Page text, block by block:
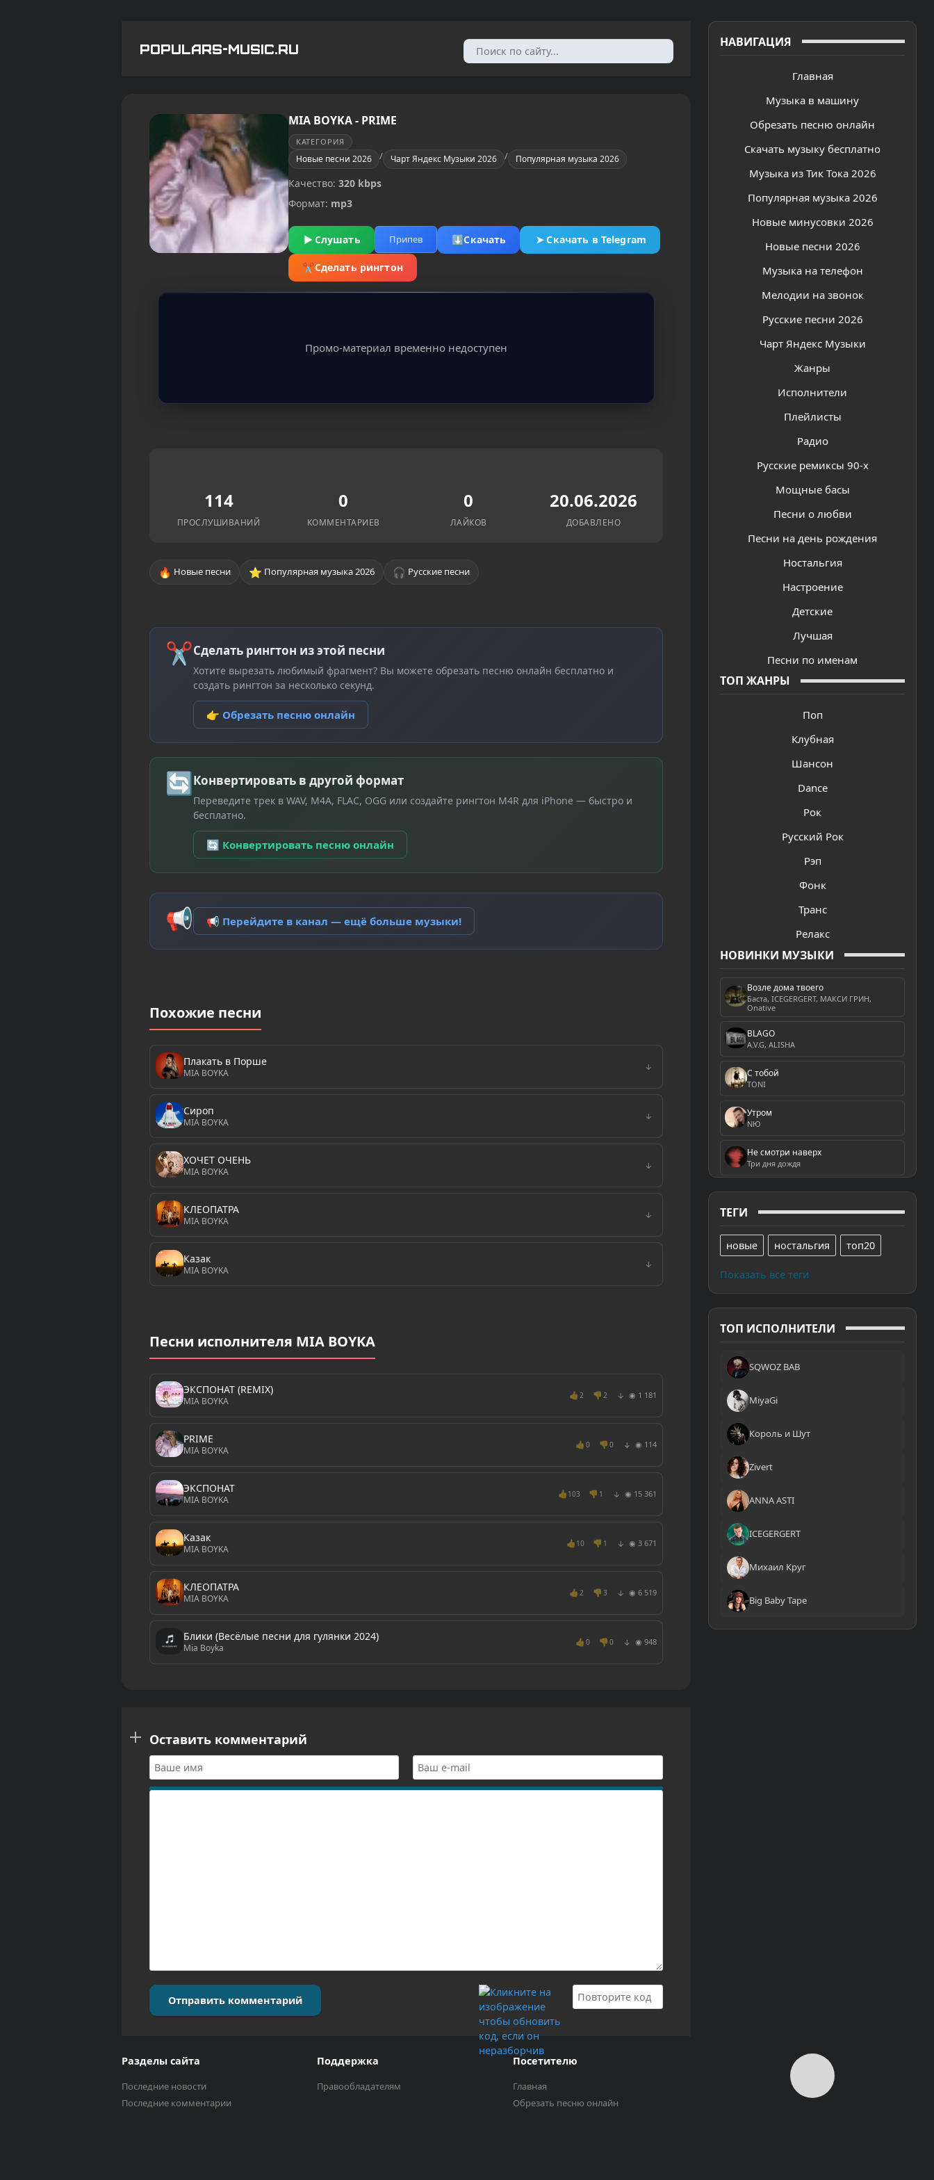
POPULARS-MUSIC.RU НАВИГАЦИЯ
Главная
Музыка в машину
Обрезать песню онлайн
Скачать музыку бесплатно
Музыка из Тик Тока 2026
Популярная музыка 2026
Новые минусовки 2026
Новые песни 2026
Музыка на телефон
Мелодии на звонок
Русские песни 2026
Чарт Яндекс Музыки
Жанры
Исполнители
Плейлисты
Радио
Русские ремиксы 90-х
Мощные басы
Песни о любви
Песни на день рождения
Ностальгия
Настроение
Детские
Лучшая
Песни по именам
ТОП ЖАНРЫ
Поп
Клубная
Шансон
Dance
Рок
Русский Рок
Рэп
Фонк
Транс
Релакс
НОВИНКИ МУЗЫКИ
Возле дома твоего
Баста, ICEGERGERT, МАКСИ ГРИН,
Onative
BLAGO
A.V.G, ALISHA
С тобой
TONI
Утром
NЮ
Не смотри наверх
Три дня дождя
ТЕГИ
новые ностальгия топ20
Показать все теги
ТОП ИСПОЛНИТЕЛИ
SQWOZ BAB
MiyaGi
Король и Шут
Zivert
ANNA ASTI
ICEGERGERT
Михаил Круг
Big Baby Tape
MIA BOYKA - PRIME
КАТЕГОРИЯ
Новые песни 2026 / Чарт Яндекс Музыки 2026 / Популярная музыка 2026
Качество: 320 kbps
Формат: mp3
▶ Слушать Припев ⬇Скачать ➤Скачать в Telegram
✂Сделать рингтон
Промо-материал временно недоступен
114
ПРОСЛУШИВАНИЙ
0
КОММЕНТАРИЕВ
0
ЛАЙКОВ
20.06.2026
ДОБАВЛЕНО
🔥 Новые песни ⭐ Популярная музыка 2026 🎧 Русские песни
✂Сделать рингтон из этой песни
Хотите вырезать любимый фрагмент? Вы можете обрезать песню онлайн бесплатно и
создать рингтон за несколько секунд.
👉 Обрезать песню онлайн
🔄Конвертировать в другой формат
Переведите трек в WAV, M4A, FLAC, OGG или создайте рингтон M4R для iPhone — быстро и
бесплатно.
🔄 Конвертировать песню онлайн
📢 📢 Перейдите в канал — ещё больше музыки!
Похожие песни
Плакать в Порше
MIA BOYKA ↓
Сироп
MIA BOYKA ↓
ХОЧЕТ ОЧЕНЬ
MIA BOYKA ↓
КЛЕОПАТРА
MIA BOYKA ↓
Казак
MIA BOYKA ↓
Песни исполнителя MIA BOYKA
ЭКСПОНАТ (REMIX)
MIA BOYKA
👍 2 👎 2 ↓ ◉ 1 181
PRIME
MIA BOYKA
👍 0 👎 0 ↓ ◉ 114
ЭКСПОНАТ
MIA BOYKA
👍 103 👎 1 ↓ ◉ 15 361
Казак
MIA BOYKA
👍 10 👎 1 ↓ ◉ 3 671
КЛЕОПАТРА
MIA BOYKA
👍 2 👎 3 ↓ ◉ 6 519
Блики (Весёлые песни для гулянки 2024)
Mia Boyka
👍 0 👎 0 ↓ ◉ 948
Оставить комментарий
Отправить комментарий
Разделы сайта
Последние новости
Последние комментарии
Поддержка
Правообладателям
Посетителю
Главная
Обрезать песню онлайн